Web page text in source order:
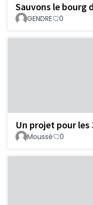
Sauvons le bourg
GENDRE 0
Un projet pour les
Moussé 0